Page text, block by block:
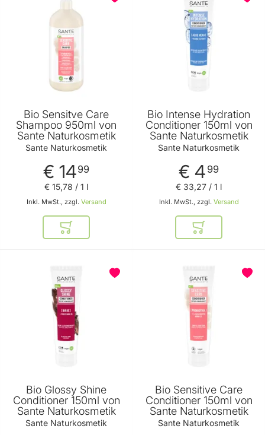
Bio Sensitve Care
Shampoo 950ml von
Sante Naturkosmetik
Sante Naturkosmetik
€ 1499
Inkl. MwSt., zzgl. Versand
€ 15,78 / 1 l
In den Warenkorb
Bio Intense Hydration
Conditioner 150ml von
Sante Naturkosmetik
Sante Naturkosmetik
€ 4 99
Inkl. MwSt., zzgl. Versand
€ 33,27 / 1 l
In den
Bio Glossy Shine
Conditioner 150ml von
Sante Naturkosmetik
Sante Naturkosmetik
Bio Sensitive Care
Conditioner 150ml von
Sante Naturkosmetik
Sante Naturkosmetik